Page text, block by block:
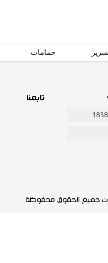
حمامات
تابعنا